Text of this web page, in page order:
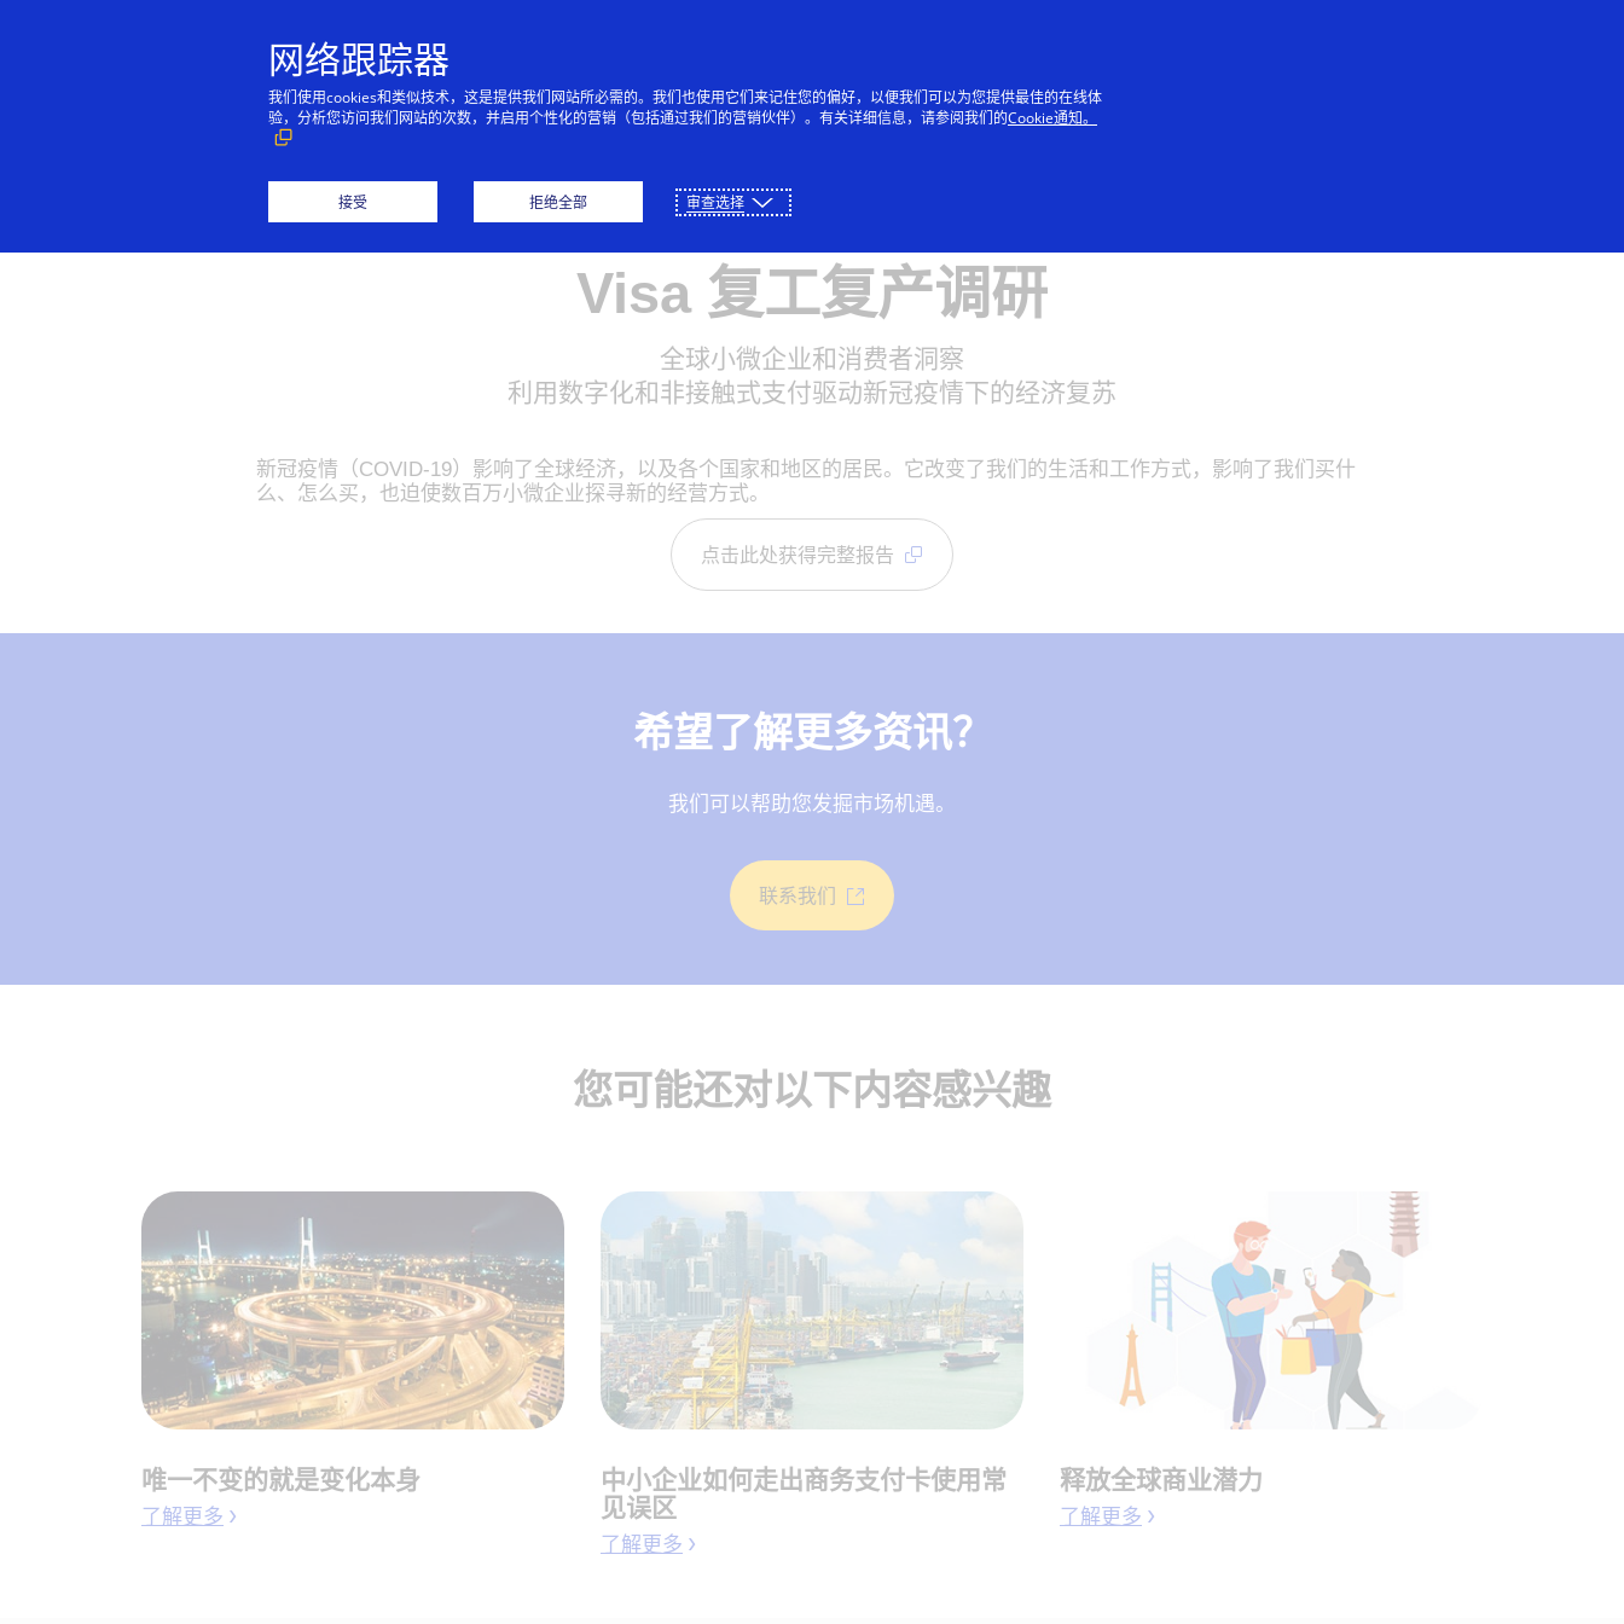
宏观视野
Visa 复工复产调研
全球小微企业和消费者洞察
利用数字化和非接触式支付驱动新冠疫情下的经济复苏
新冠疫情（COVID-19）影响了全球经济，以及各个国家和地区的居民。它改变了我们的生活和工作方式，影响了我们买什
么、怎么买，也迫使数百万小微企业探寻新的经营方式。
点击此处获得完整报告
希望了解更多资讯？
我们可以帮助您发掘市场机遇。
联系我们
您可能还对以下内容感兴趣
唯一不变的就是变化本身
了解更多
中小企业如何走出商务支付卡使用常
见误区
了解更多
释放全球商业潜力
了解更多
网络跟踪器
我们使用cookies和类似技术，这是提供我们网站所必需的。我们也使用它们来记住您的偏好，以便我们可以为您提供最佳的在线体
验，分析您访问我们网站的次数，并启用个性化的营销（包括通过我们的营销伙伴）。有关详细信息，请参阅我们的Cookie通知。
接受 拒绝全部 审查选择